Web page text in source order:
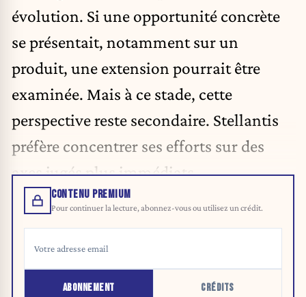
évolution. Si une opportunité concrète
se présentait, notamment sur un
produit, une extension pourrait être
examinée. Mais à ce stade, cette
perspective reste secondaire. Stellantis
préfère concentrer ses efforts sur des
axes jugés plus immédiats.
CONTENU PREMIUM
Pour continuer la lecture, abonnez-vous ou utilisez un crédit.
ABONNEMENT CRÉDITS